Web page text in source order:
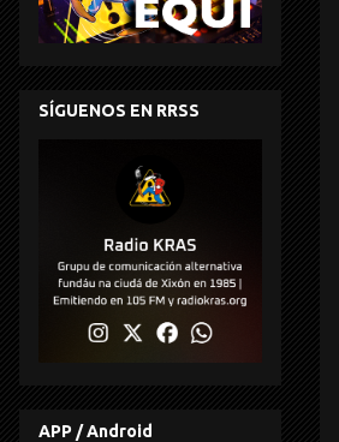
SÍGUENOS EN RRSS
APP / Android